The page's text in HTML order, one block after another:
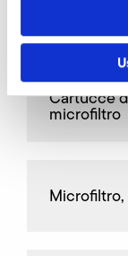
Valvole a
Cartucce
microfiltro
Microfiltro,